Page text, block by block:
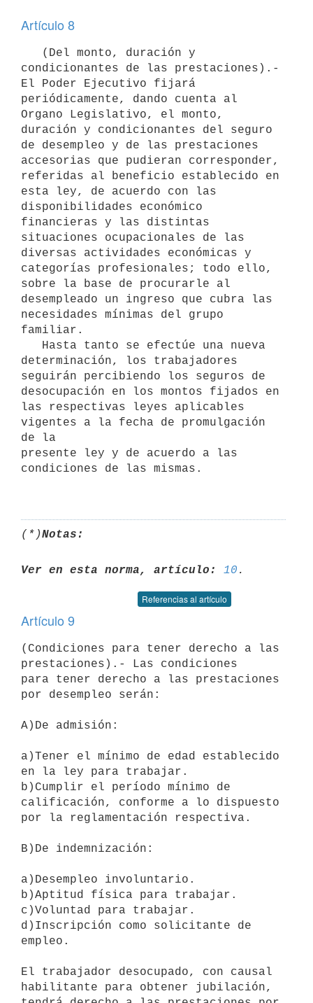
Artículo 8
condicionantes de las prestaciones).-
El Poder Ejecutivo fijará
periódicamente, dando cuenta al
Organo Legislativo, el monto,
duración y condicionantes del seguro
de desempleo y de las prestaciones
accesorias que pudieran corresponder,
referidas al beneficio establecido en
esta ley, de acuerdo con las
disponibilidades económico
financieras y las distintas
situaciones ocupacionales de las
diversas actividades económicas y
categorías profesionales; todo ello,
sobre la base de procurarle al
desempleado un ingreso que cubra las
necesidades mínimas del grupo
familiar.
determinación, los trabajadores
seguirán percibiendo los seguros de
desocupación en los montos fijados en
las respectivas leyes aplicables
vigentes a la fecha de promulgación
de la
presente ley y de acuerdo a las
condiciones de las mismas.
(*)Notas:
Ver en esta norma, artículo: 10
Referencias al artículo
Artículo 9
(Condiciones para tener derecho a las
prestaciones).- Las condiciones
para tener derecho a las prestaciones
por desempleo serán:
A)De admisión:
a)Tener el mínimo de edad establecido
en la ley para trabajar.
b)Cumplir el período mínimo de
calificación, conforme a lo dispuesto
por la reglamentación respectiva.
B)De indemnización:
a)Desempleo involuntario.
b)Aptitud física para trabajar.
c)Voluntad para trabajar.
d)Inscripción como solicitante de
empleo.
El trabajador desocupado, con causal
habilitante para obtener jubilación,